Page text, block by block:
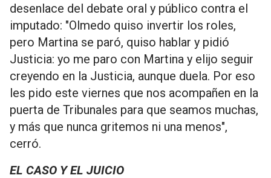
desenlace del debate oral y público contra el
imputado: "Olmedo quiso invertir los roles,
pero Martina se paró, quiso hablar y pidió
Justicia: yo me paro con Martina y elijo seguir
creyendo en la Justicia, aunque duela. Por eso
les pido este viernes que nos acompañen en la
puerta de Tribunales para que seamos muchas,
y más que nunca gritemos ni una menos",
cerró.
EL CASO Y EL JUICIO